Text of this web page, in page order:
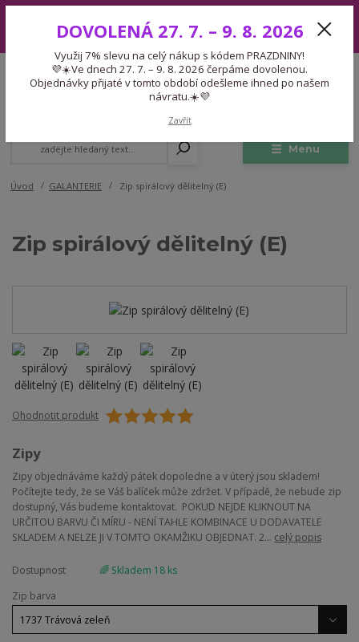
7. – 9. 8. 2026 čerpáme dovolenou. Objednávky přijaté v tomto období
odešleme ihned po našem návratu.☀️💜
Menu
CZK
Expedice 775 866 913
Po-Čt 9-15:30 Pá 9-14:30 Pauza 13-13:45
Úvod GALANTERIE Zip spirálový dělitelný (E)
Zip spirálový dělitelný (E)
Ohodnotit produkt
Zipy
Zipy objednáváme každý pátek dopoledne a v úterý jsou skladem!
Počítejte tedy, že se Váš balíček může zdržet. V případě, že nebude zip
dostupný, Vás budeme kontaktovat. POKUD NEJDE KLIKNOUT NA
URČITOU BARVU ČI MÍRU - NENÍ TAHLE KOMBINACE U DODAVATELE
SKLADEM A NELZE JI V TOMTO OKAMŽIKU OBJEDNAT. 2... celý popis
Dostupnost
🌈 Skladem 18 ks
Zip barva
DOVOLENÁ 27. 7. – 9. 8. 2026
Využij 7% slevu na celý nákup s kódem PRAZDNINY!
💜☀️Ve dnech 27. 7. – 9. 8. 2026 čerpáme dovolenou.
Objednávky přijaté v tomto období odešleme ihned po našem
návratu.☀️💜
Zavřít